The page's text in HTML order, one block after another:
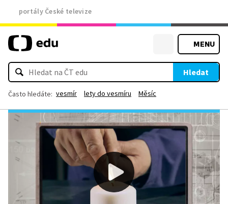
portály České televize
MENU
Hledat
Často hledáte: vesmír lety do vesmíru Měsíc